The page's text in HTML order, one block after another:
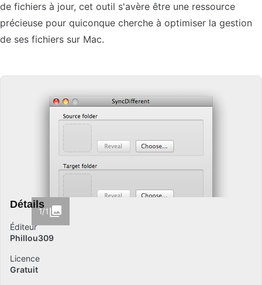
de fichiers à jour, cet outil s'avère être une ressource
précieuse pour quiconque cherche à optimiser la gestion
de ses fichiers sur Mac.
1/1
Détails
Éditeur
Phillou309
Licence
Gratuit